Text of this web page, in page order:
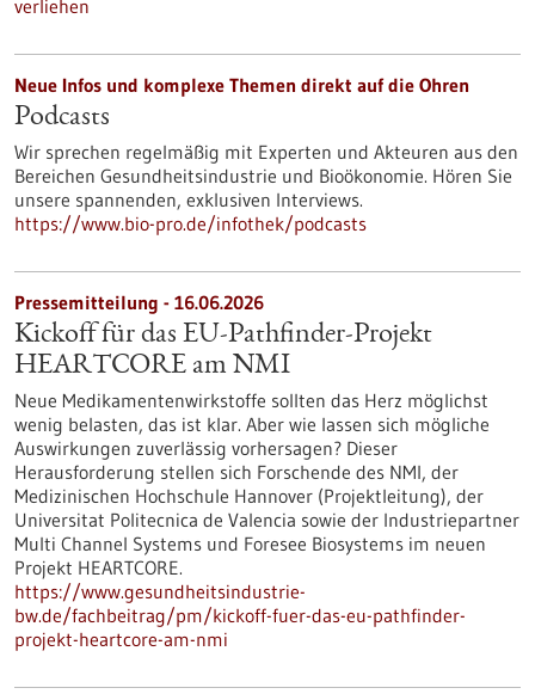
verliehen
Neue Infos und komplexe Themen direkt auf die Ohren
Podcasts
Wir sprechen regelmäßig mit Experten und Akteuren aus den
Bereichen Gesundheitsindustrie und Bioökonomie. Hören Sie
unsere spannenden, exklusiven Interviews.
https://www.bio-pro.de/infothek/podcasts
Pressemitteilung - 16.06.2026
Kickoff für das EU-Pathfinder-Projekt
HEARTCORE am NMI
Neue Medikamentenwirkstoffe sollten das Herz möglichst
wenig belasten, das ist klar. Aber wie lassen sich mögliche
Auswirkungen zuverlässig vorhersagen? Dieser
Herausforderung stellen sich Forschende des NMI, der
Medizinischen Hochschule Hannover (Projektleitung), der
Universitat Politecnica de Valencia sowie der Industriepartner
Multi Channel Systems und Foresee Biosystems im neuen
Projekt HEARTCORE.
https://www.gesundheitsindustrie-
bw.de/fachbeitrag/pm/kickoff-fuer-das-eu-pathfinder-
projekt-heartcore-am-nmi